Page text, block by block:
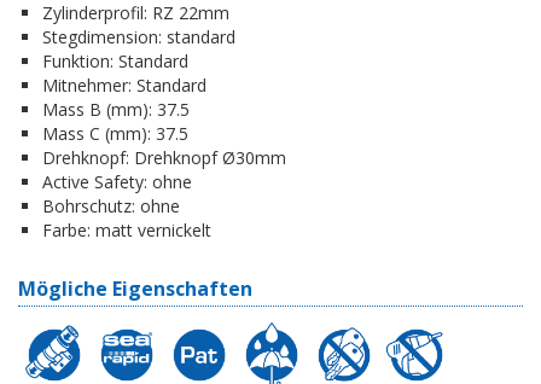
Zylinderprofil: RZ 22mm
Stegdimension: standard
Funktion: Standard
Mitnehmer: Standard
Mass B (mm): 37.5
Mass C (mm): 37.5
Drehknopf: Drehknopf Ø30mm
Active Safety: ohne
Bohrschutz: ohne
Farbe: matt vernickelt
Mögliche Eigenschaften